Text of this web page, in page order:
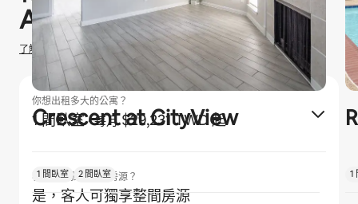
Airbnb 出租
了解我們如何估算你的收入
你想出租多大的公寓？
1 間臥室·每月$29,231 TWD 起
客人是否獨享整間房源？
是，客人可獨享整間房源
Crescent at CityView
1 間臥室 2 間臥室 1